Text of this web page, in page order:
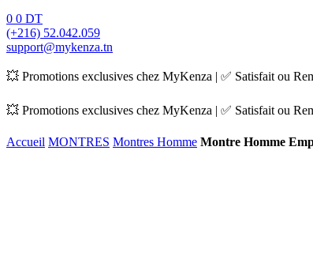
0 0 DT
(+216) 52.042.059
support@mykenza.tn
💥 Promotions exclusives chez MyKenza | ✅ Satisfait ou
💥 Promotions exclusives chez MyKenza | ✅ Satisfait ou
Accueil MONTRES Montres Homme Montre Homme